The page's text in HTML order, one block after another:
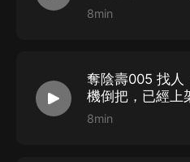
8min
奪陰壽005 找人
機倒把，已經上
8min